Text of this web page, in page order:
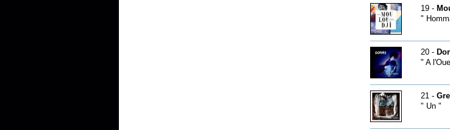
19 -
"
20 -
" A
21 -
" Un "